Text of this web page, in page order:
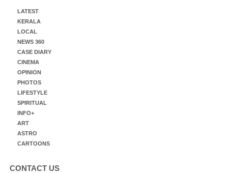
LATEST
KERALA
LOCAL
NEWS 360
CASE DIARY
CINEMA
OPINION
PHOTOS
LIFESTYLE
SPIRITUAL
INFO+
ART
ASTRO
CARTOONS
CONTACT US